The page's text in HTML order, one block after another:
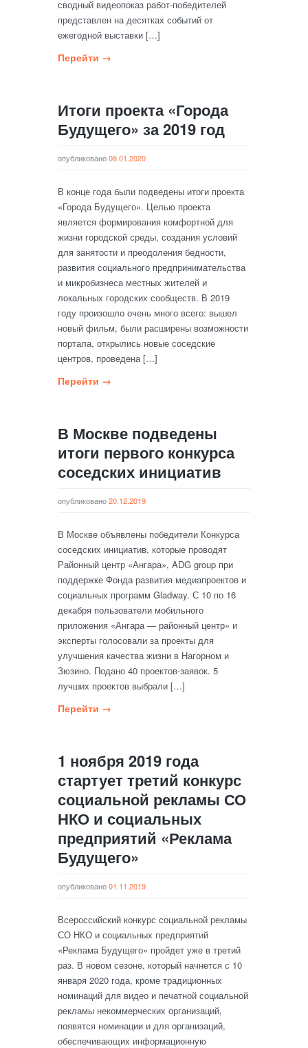
сводный видеопоказ работ-победителей
представлен на десятках событий от
ежегодной выставки […]
Перейти →
Итоги проекта «Города
Будущего» за 2019 год
опубликовано08.01.2020
В конце года были подведены итоги проекта
«Города Будущего». Целью проекта
является формирования комфортной для
жизни городской среды, создания условий
для занятости и преодоления бедности,
развития социального предпринимательства
и микробизнеса местных жителей и
локальных городских сообществ. В 2019
году произошло очень много всего: вышел
новый фильм, были расширены возможности
портала, открылись новые соседские
центров, проведена […]
Перейти →
В Москве подведены
итоги первого конкурса
соседских инициатив
опубликовано20.12.2019
В Москве объявлены победители Конкурса
соседских инициатив, которые проводят
Районный центр «Ангара», ADG group при
поддержке Фонда развития медиапроектов и
социальных программ Gladway. С 10 по 16
декабря пользователи мобильного
приложения «Ангара — районный центр» и
эксперты голосовали за проекты для
улучшения качества жизни в Нагорном и
Зюзино. Подано 40 проектов-заявок. 5
лучших проектов выбрали […]
Перейти →
1 ноября 2019 года
стартует третий конкурс
социальной рекламы СО
НКО и социальных
предприятий «Реклама
Будущего»
опубликовано01.11.2019
Всероссийский конкурс социальной рекламы
СО НКО и социальных предприятий
«Реклама Будущего» пройдет уже в третий
раз. В новом сезоне, который начнется с 10
января 2020 года, кроме традиционных
номинаций для видео и печатной социальной
рекламы некоммерческих организаций,
появятся номинации и для организаций,
обеспечивающих информационную